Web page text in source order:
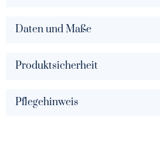
Daten und Maße
Produktsicherheit
Pflegehinweis